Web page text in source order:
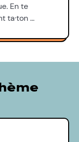
En te
ta·ton …